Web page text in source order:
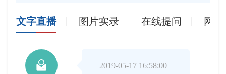
文字直播 图片实录 在线提问 网

2019-05-17 16:58:00